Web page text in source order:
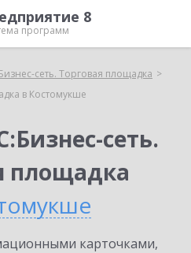
8
программ
сеть. Торговая площадка
в Костомукше
сеть.
площадка
карточками,